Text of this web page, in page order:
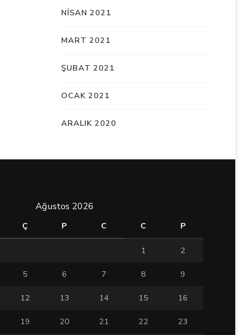
NISAN 2021
MART 2021
ŞUBAT 2021
OCAK 2021
ARALIK 2020
Ağustos 2026
Ç P C C P
1 2
5 6 7 8 9
12 13 14 15 16
19 20 21 22 23